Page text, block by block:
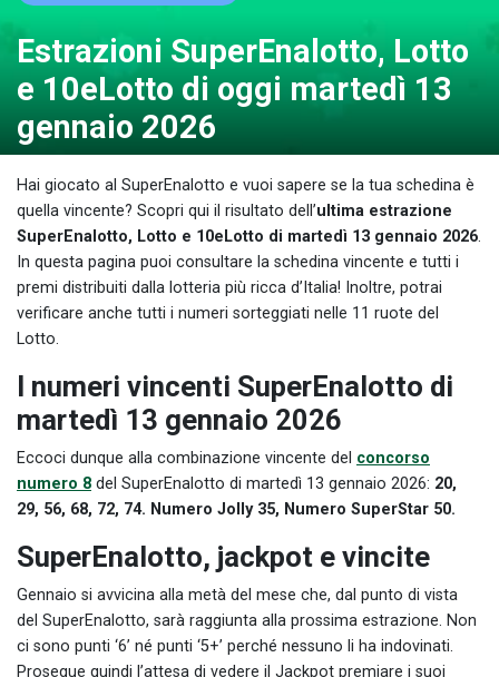
Estrazioni SuperEnalotto, Lotto
e 10eLotto di oggi martedì 13
gennaio 2026
Hai giocato al SuperEnalotto e vuoi sapere se la tua schedina è
quella vincente? Scopri qui il risultato dell’ultima estrazione
SuperEnalotto, Lotto e 10eLotto di martedì 13 gennaio 2026.
In questa pagina puoi consultare la schedina vincente e tutti i
premi distribuiti dalla lotteria più ricca d’Italia! Inoltre, potrai
verificare anche tutti i numeri sorteggiati nelle 11 ruote del
Lotto.
I numeri vincenti SuperEnalotto di
martedì 13 gennaio 2026
Eccoci dunque alla combinazione vincente del concorso
numero 8 del SuperEnalotto di martedì 13 gennaio 2026: 20,
29, 56, 68, 72, 74. Numero Jolly 35, Numero SuperStar 50.
SuperEnalotto, jackpot e vincite
Gennaio si avvicina alla metà del mese che, dal punto di vista
del SuperEnalotto, sarà raggiunta alla prossima estrazione. Non
ci sono punti ‘6’ né punti ‘5+’ perché nessuno li ha indovinati.
Prosegue quindi l’attesa di vedere il Jackpot premiare i suoi